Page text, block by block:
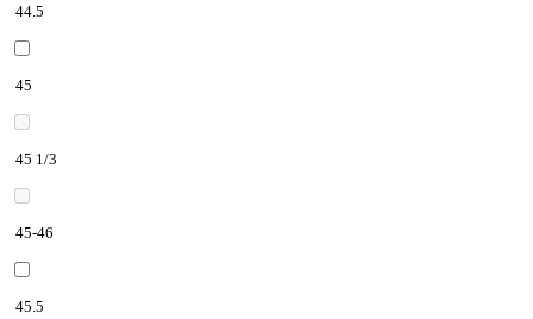
44.5
45
45 1/3
45-46
45.5